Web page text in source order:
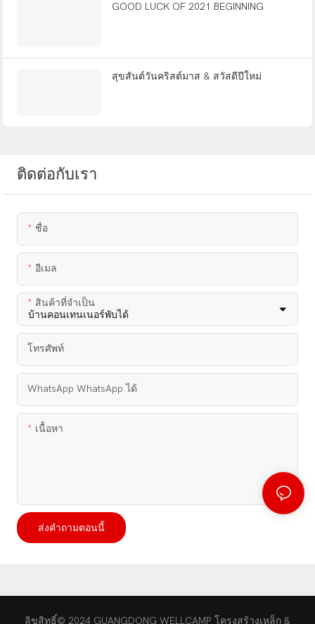
GOOD LUCK OF 2021 BEGINNING
สุขสันต์วันคริสต์มาส & สวัสดีปีใหม่
ติดต่อกับเรา
ชื่อ
อีเมล
สินค้าที่จำเป็น
โทรศัพท์
WhatsApp WhatsApp ได้
เนื้อหา
ส่งคำถามตอนนี้
ลิขสิทธิ์© 2024 GUANGDONG WELLCAMP โครงสร้างเหล็ก &